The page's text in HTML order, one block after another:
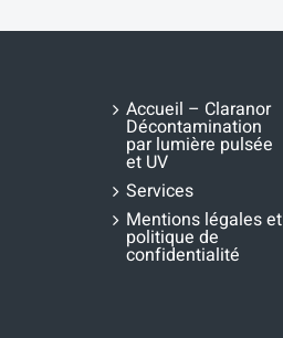
Accueil – Claranor
Décontamination
par lumière pulsée
et UV
Services
Mentions légales et
politique de
confidentialité